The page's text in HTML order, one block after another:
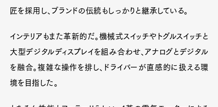
匠を採用し、ブランドの伝統もしっかりと継承している。
インテリアもまた革新的だ。機械式スイッチやトグルスイッチと
大型デジタルディスプレイを組み合わせ、アナログとデジタル
を融合。複雑な操作を排し、ドライバーが直感的に扱える環
境を目指した。